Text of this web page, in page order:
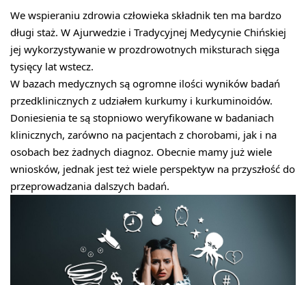
We wspieraniu zdrowia człowieka składnik ten ma bardzo
długi staż. W Ajurwedzie i Tradycyjnej Medycynie Chińskiej
jej wykorzystywanie w prozdrowotnych miksturach sięga
tysięcy lat wstecz.
W bazach medycznych są ogromne ilości wyników badań
przedklinicznych z udziałem kurkumy i kurkuminoidów.
Doniesienia te są stopniowo weryfikowane w badaniach
klinicznych, zarówno na pacjentach z chorobami, jak i na
osobach bez żadnych diagnoz. Obecnie mamy już wiele
wniosków, jednak jest też wiele perspektyw na przyszłość do
przeprowadzania dalszych badań.